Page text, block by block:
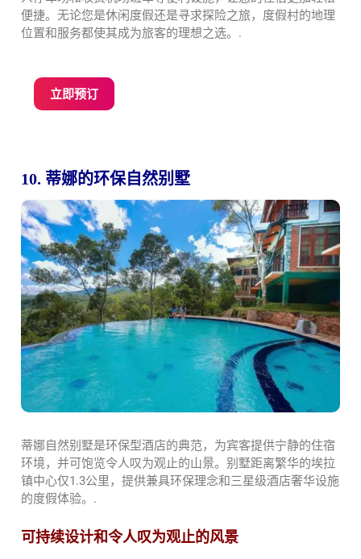
便捷。无论您是休闲度假还是寻求探险之旅，度假村的地理
位置和服务都使其成为旅客的理想之选。.
立即预订
10. 蒂娜的环保自然别墅
蒂娜自然别墅是环保型酒店的典范，为宾客提供宁静的住宿
环境，并可饱览令人叹为观止的山景。别墅距离繁华的埃拉
镇中心仅1.3公里，提供兼具环保理念和三星级酒店奢华设施
的度假体验。.
可持续设计和令人叹为观止的风景